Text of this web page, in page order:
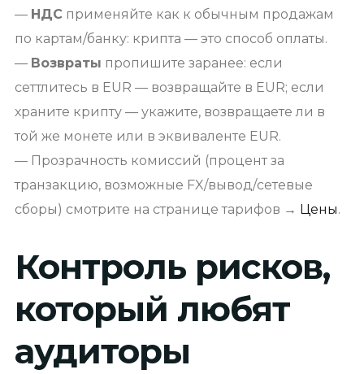
— НДС применяйте как к обычным продажам
по картам/банку: крипта — это способ оплаты.
— Возвраты пропишите заранее: если
сеттлитесь в EUR — возвращайте в EUR; если
храните крипту — укажите, возвращаете ли в
той же монете или в эквиваленте EUR.
— Прозрачность комиссий (процент за
транзакцию, возможные FX/вывод/сетевые
сборы) смотрите на странице тарифов → Цены.
Контроль рисков,
который любят
аудиторы